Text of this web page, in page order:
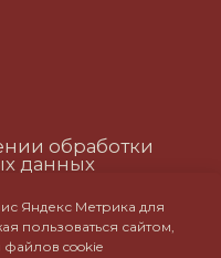
Яндекс Метрика для
пользоваться сайтом,
файлов cookie